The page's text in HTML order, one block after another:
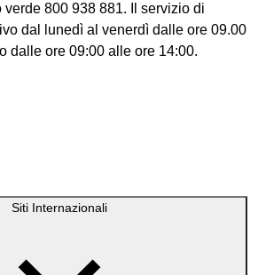
800 938 881. Il servizio di
dal lunedì al venerdì dalle ore 09.00
dalle ore 09:00 alle ore 14:00.
Siti Internazionali